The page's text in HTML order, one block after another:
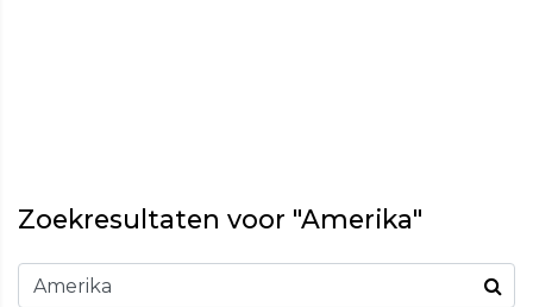
Zoekresultaten voor "Amerika"